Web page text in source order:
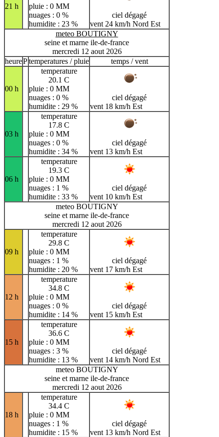
21 h
pluie : 0 MM
nuages : 0 %
humidite : 23 %
ciel dégagé
vent 24 km/h Nord Est
meteo BOUTIGNY
seine et marne ile-de-france
mercredi 12 aout 2026
heurePtemperatures / pluie temps / vent
00 h
temperature
20.1 C
pluie : 0 MM
nuages : 0 %
humidite : 29 %
ciel dégagé
vent 18 km/h Est
03 h
temperature
17.8 C
pluie : 0 MM
nuages : 0 %
humidite : 34 %
ciel dégagé
vent 13 km/h Est
06 h
temperature
19.3 C
pluie : 0 MM
nuages : 1 %
humidite : 33 %
ciel dégagé
vent 10 km/h Est
meteo BOUTIGNY
seine et marne ile-de-france
mercredi 12 aout 2026
09 h
temperature
29.8 C
pluie : 0 MM
nuages : 1 %
humidite : 20 %
ciel dégagé
vent 17 km/h Est
12 h
temperature
34.8 C
pluie : 0 MM
nuages : 0 %
humidite : 14 %
ciel dégagé
vent 15 km/h Est
15 h
temperature
36.6 C
pluie : 0 MM
nuages : 3 %
humidite : 13 %
ciel dégagé
vent 14 km/h Nord Est
meteo BOUTIGNY
seine et marne ile-de-france
mercredi 12 aout 2026
18 h
temperature
34.4 C
pluie : 0 MM
nuages : 1 %
humidite : 15 %
ciel dégagé
vent 13 km/h Nord Est